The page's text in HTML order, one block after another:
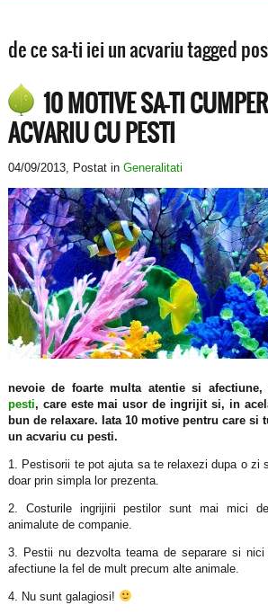
de ce sa-ti iei un acvariu tagged
10 MOTIVE SA-TI
ACVARIU CU PESTI
04/09/2013, Postat in Generalitati
nevoie de foarte multa atentie si
pesti, care este mai usor de ingrijit si, in
bun de relaxare. Iata 10 motive pentru care si
un acvariu cu pesti.
1. Pestisorii te pot ajuta sa te relaxezi dupa o zi
doar prin simpla lor prezenta.
2. Costurile ingrijirii pestilor sunt mai mici
animalute de companie.
3. Pestii nu dezvolta teama de separare si
afectiune la fel de mult precum alte animale.
4. Nu sunt galagiosi!